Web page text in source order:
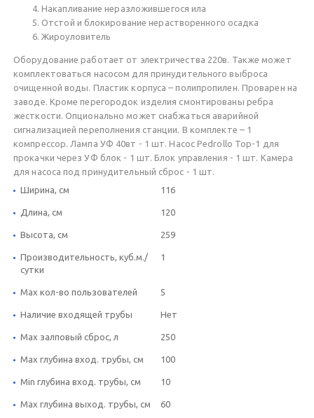
Накапливание неразложившегося ила
Отстой и блокирование нерастворенного осадка
Жироуловитель
Оборудование работает от электричества 220в. Также может
комплектоваться насосом для принудительного выброса
очищенной воды. Пластик корпуса – полипропилен. Проварен на
заводе. Кроме перегородок изделия смонтированы ребра
жесткости. Опционально может снабжаться аварийной
сигнализацией переполнения станции. В комплекте – 1
компрессор. Лампа УФ 40вт - 1 шт. Насос Pedrollo Top-1 для
прокачки через УФ блок - 1 шт. Блок управления - 1 шт. Камера
для насоса под принудительный сброс - 1 шт.
Ширина, см
116
Длина, см 120
Высота, см 259
Производительность, куб.м./
сутки
1
Max кол-во пользователей 5
Наличие входящей трубы Нет
Max залповый сброс, л 250
Max глубина вход. трубы, см 100
Min глубина вход. трубы, см 10
Max глубина выход. трубы, см 60